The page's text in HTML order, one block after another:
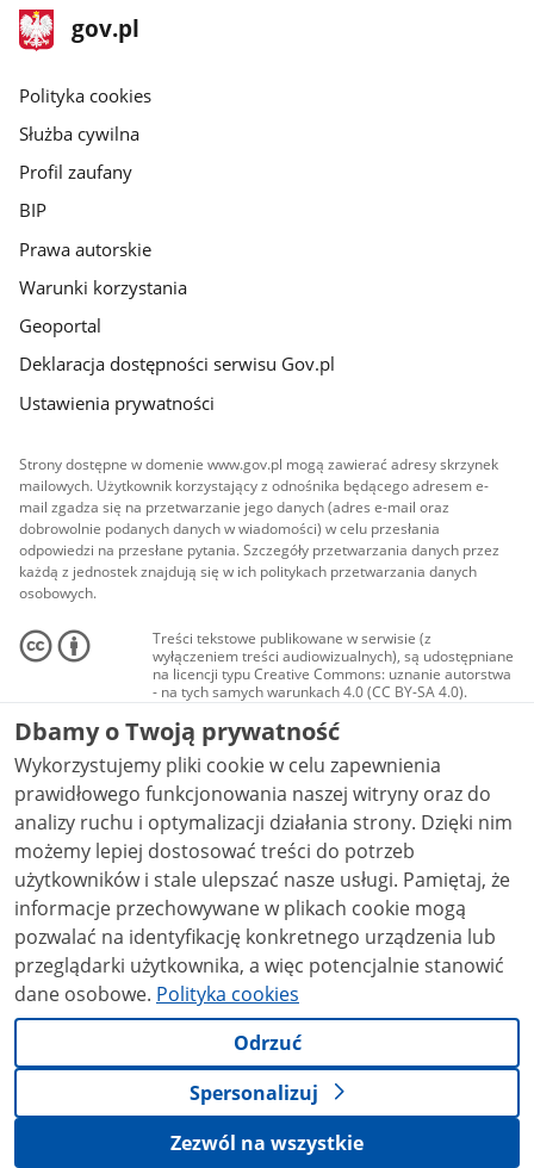
stopka
gov.pl
Strona
gov.pl
gov.pl
Polityka cookies
Służba cywilna
Profil zaufany
BIP
Prawa autorskie
Warunki korzystania
Geoportal
Deklaracja dostępności serwisu Gov.pl
Ustawienia prywatności
Strony dostępne w domenie www.gov.pl mogą zawierać adresy skrzynek
mailowych. Użytkownik korzystający z odnośnika będącego adresem e-
mail zgadza się na przetwarzanie jego danych (adres e-mail oraz
dobrowolnie podanych danych w wiadomości) w celu przesłania
odpowiedzi na przesłane pytania. Szczegóły przetwarzania danych przez
każdą z jednostek znajdują się w ich politykach przetwarzania danych
osobowych.
Treści tekstowe publikowane w serwisie (z
wyłączeniem treści audiowizualnych), są udostępniane
na licencji typu Creative Commons: uznanie autorstwa
- na tych samych warunkach 4.0 (CC BY-SA 4.0).
Materiały audiowizualne, w tym zdjęcia, materiały
audio i wideo, są udostępniane na licencji typu
Creative Commons: uznanie autorstwa użycie
niekomercyjne - bez utworów zależnych 4.0 (CC BY-
NC-ND 4.0), o ile nie jest to stwierdzone inaczej.
Dbamy o Twoją prywatność
Wykorzystujemy pliki cookie w celu zapewnienia
prawidłowego funkcjonowania naszej witryny oraz do
analizy ruchu i optymalizacji działania strony. Dzięki nim
możemy lepiej dostosować treści do potrzeb
użytkowników i stale ulepszać nasze usługi. Pamiętaj, że
informacje przechowywane w plikach cookie mogą
pozwalać na identyfikację konkretnego urządzenia lub
przeglądarki użytkownika, a więc potencjalnie stanowić
dane osobowe. Polityka cookies
Odrzuć
Spersonalizuj
Zezwól na wszystkie